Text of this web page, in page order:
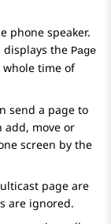
phone speaker.
displays the Page
time of
send a page to
add, move or
screen by the
page are
are ignored.